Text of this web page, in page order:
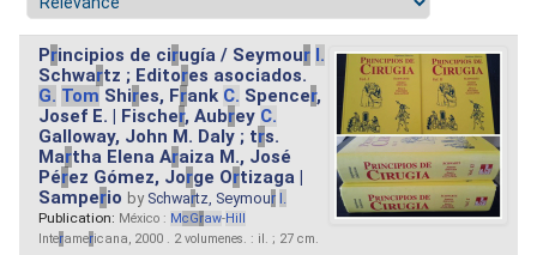
Principios de cirugía / Seymour I.
Schwartz ; Editores asociados.
G. Tom Shires, Frank C. Spencer,
Josef E. | Fischer, Aubrey C.
Galloway, John M. Daly ; trs.
Martha Elena Araiza M., José
Pérez Gómez, Jorge Ortizaga |
Samperio by Schwartz, Seymour I.
Publication: México : McGraw-Hill
Interamericana, 2000 . 2 volumenes. : il. ; 27 cm.